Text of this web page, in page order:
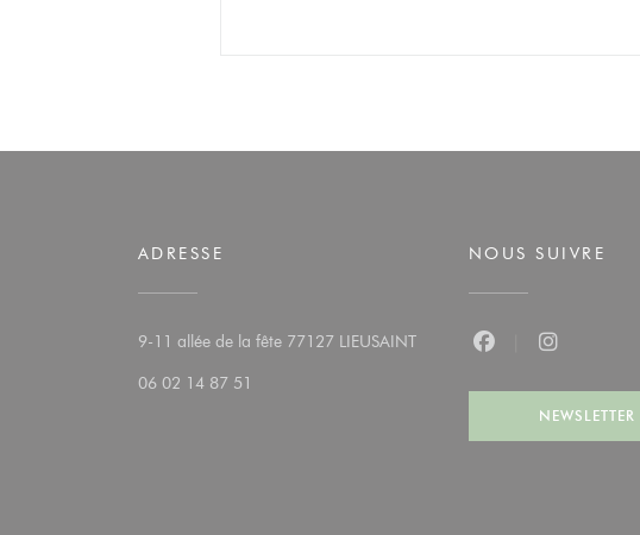
ADRESSE
9-11 allée de la fête 77127 LIEUSAINT((ouvre une nouvelle fenêtre))
06 02 14 87 51
NOUS SUIVRE
NEWSLETTER